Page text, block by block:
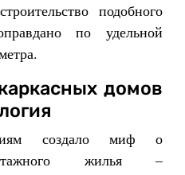
подобного
по удельной
домов
создало миф о
жилья –